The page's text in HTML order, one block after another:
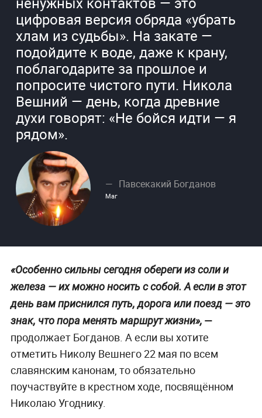
цифровая версия обряда «убрать
хлам из судьбы». На закате —
подойдите к воде, даже к крану,
поблагодарите за прошлое и
попросите чистого пути. Никола
Вешний — день, когда древние
духи говорят: «Не бойся идти — я
рядом».
Павсекакий Богданов
Маг
«Особенно сильны сегодня обереги из соли и
железа — их можно носить с собой. А если в этот
день вам приснился путь, дорога или поезд — это
знак, что пора менять маршрут жизни», —
продолжает Богданов. А если вы хотите
отметить Николу Вешнего 22 мая по всем
славянским канонам, то обязательно
поучаствуйте в крестном ходе, посвящённом
Николаю Угоднику.